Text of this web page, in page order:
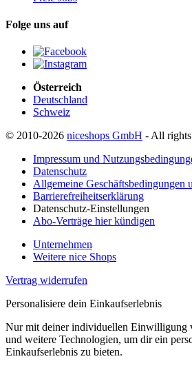
Folge uns auf
Österreich
Deutschland
Schweiz
© 2010-2026 niceshops GmbH - All rights
Impressum und
Datenschutz
Allgemeine Geschäftsbedingungen
Barrierefreiheitserklärung
Datenschutz-Einstellungen
Abo-Verträge hier kündigen
Unternehmen
Weitere nice Shops
Vertrag widerrufen
Personalisiere dein Einkaufserlebnis
Nur mit deiner individuellen Einwilligung
und weitere Technologien, um dir ein
Einkaufserlebnis zu bieten.